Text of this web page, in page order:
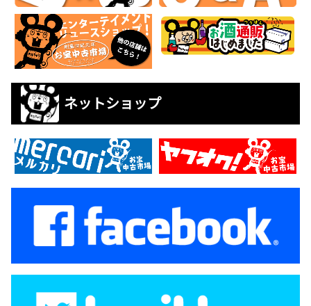
ネットショップ